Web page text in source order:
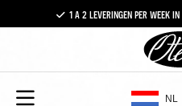
1 a 2 leveringen per week
gratis
1 a 2 leveringen per week
NL